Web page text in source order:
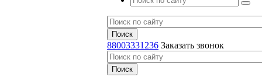
88003331236 Заказать звонок